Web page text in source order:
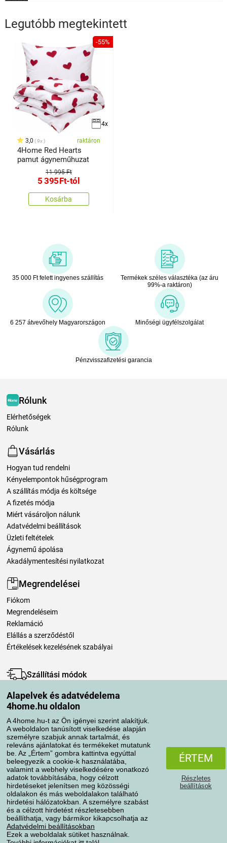
Alapelvek és adatvédelema
4home.hu oldalon
A 4home.hu-t az Ön igényei szerint alakítjuk.
A weboldalon tanúsított viselkedése alapján
személyre szabjuk annak tartalmát, és
releváns ajánlatokat és termékeket mutatunk
be. Az „Értem” gombra kattintva egyúttal
beleegyezik a cookie-k használatába,
valamint a webhely viselkedésére vonatkozó
adatok továbbításába, hogy célzott
hirdetéseket jelenítsen meg közösségi
oldalakon és más weboldalakon található
hirdetési hálózatokban. A személyre szabást
és a célzott hirdetést részletesebben
beállíthatja, vagy bármikor kikapcsolhatja az
Adatvédelmi beállításokban
Ezek a weboldalak sütiket használnak.
ÉRTEM
Részletes
beállítások
Legutóbb megtekintett
-55%
4x
3,0 9x raktáron
4Home Red Hearts
pamut ágyneműhuzat
11 995 Ft
5 395Ft-tól
Kosárba
35 000 Ft felett ingyenes szállítás
Termékek széles választéka (az áru
99%-a raktáron)
6 257 átvevőhely Magyarországon Minőségi ügyfélszolgálat
Pénzvisszafizetési garancia
Rólunk
Elérhetőségek
Rólunk
Vásárlás
Hogyan tud rendelni
Kényelempontok hűségprogram
A szállítás módja és költsége
A fizetés módja
Miért vásároljon nálunk
Adatvédelmi beállítások
Üzleti feltételek
Ágynemű ápolása
Akadálymentesítési nyilatkozat
Megrendelései
Fiókom
Megrendeléseim
Reklamáció
Elállás a szerződéstől
Értékelések kezelésének szabályai
Szállítási módok
Fizetési módok
AdatvédelemSüti szabályzat
Minden jog fenntartva © 2004-2026 4home, a.s.